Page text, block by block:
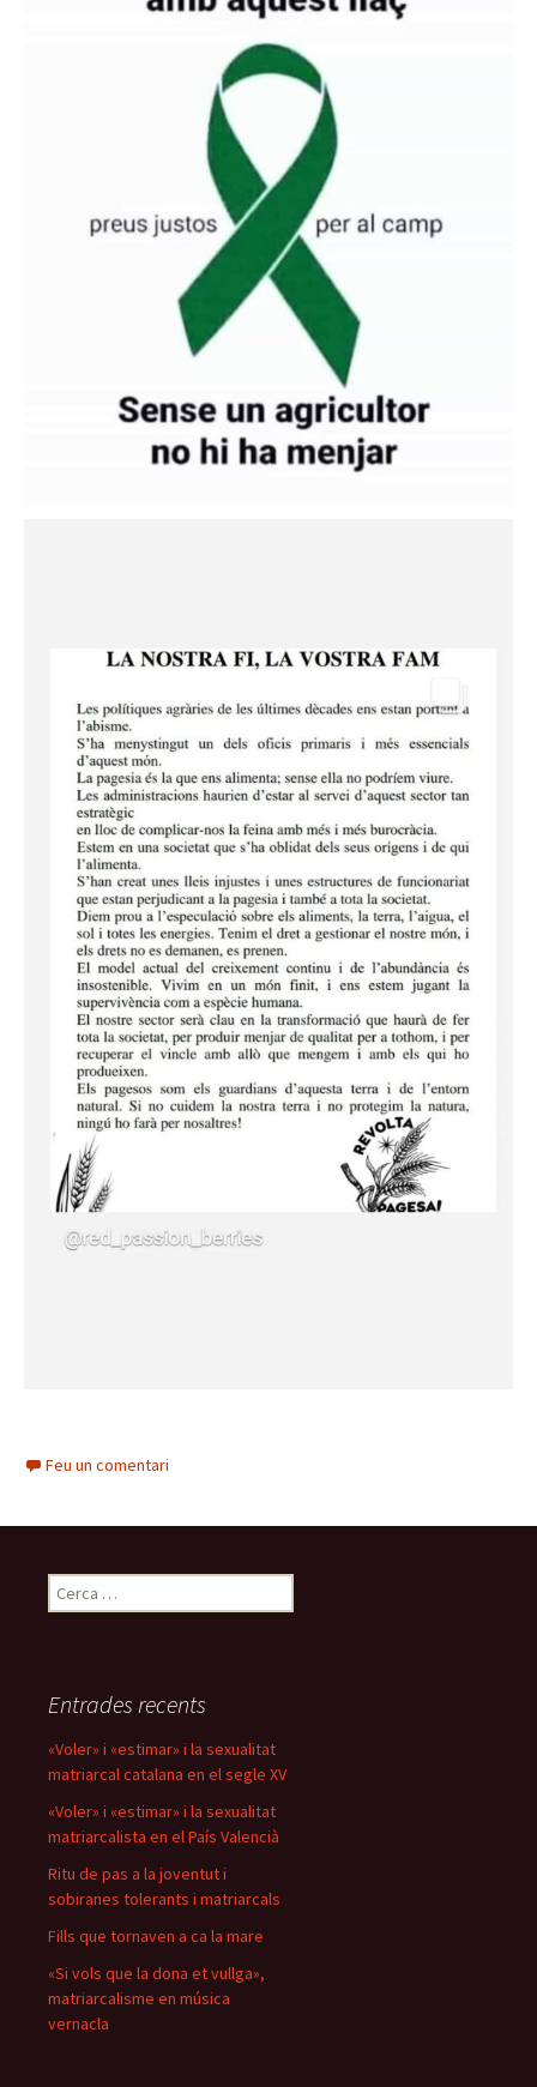
Feu un comentari
Cerca:
Entrades recents
«Voler» i «estimar» i la sexualitat
matriarcal catalana en el segle XV
«Voler» i «estimar» i la sexualitat
matriarcalista en el País Valencià
Ritu de pas a la joventut i
sobiranes tolerants i matriarcals
Fills que tornaven a ca la mare
«Si vols que la dona et vullga»,
matriarcalisme en música
vernacla